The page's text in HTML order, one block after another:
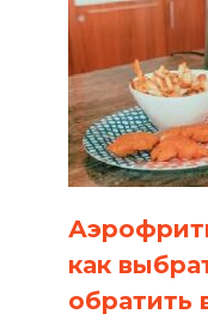
как
обратить